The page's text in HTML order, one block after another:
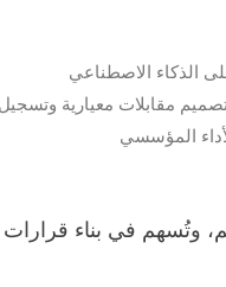
الذكاء الاصطناعي
المؤسسي
وتُسهم في بناء